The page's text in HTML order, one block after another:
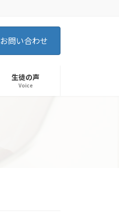
お問い合わせ
生徒の声
Voice